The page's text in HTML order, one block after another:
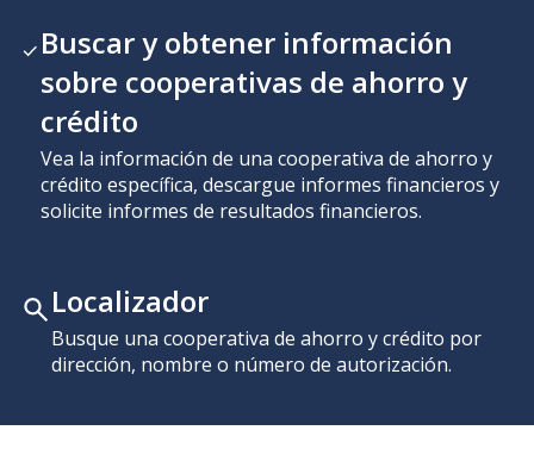
Buscar y obtener información
sobre cooperativas de ahorro y
crédito
Vea la información de una cooperativa de ahorro y
crédito específica, descargue informes financieros y
solicite informes de resultados financieros.
Localizador
Busque una cooperativa de ahorro y crédito por
dirección, nombre o número de autorización.